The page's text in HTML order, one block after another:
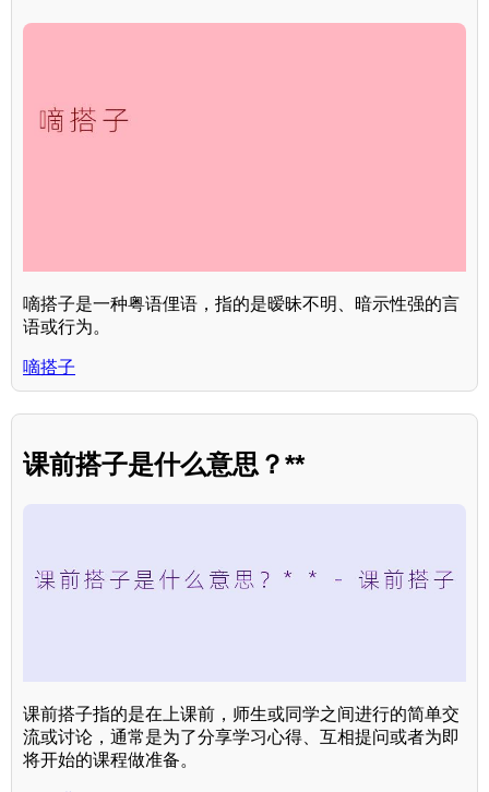
嘀搭子是一种粤语俚语，指的是暧昧不明、暗示性强的言
语或行为。
嘀搭子
课前搭子是什么意思？**
课前搭子指的是在上课前，师生或同学之间进行的简单交
流或讨论，通常是为了分享学习心得、互相提问或者为即
将开始的课程做准备。